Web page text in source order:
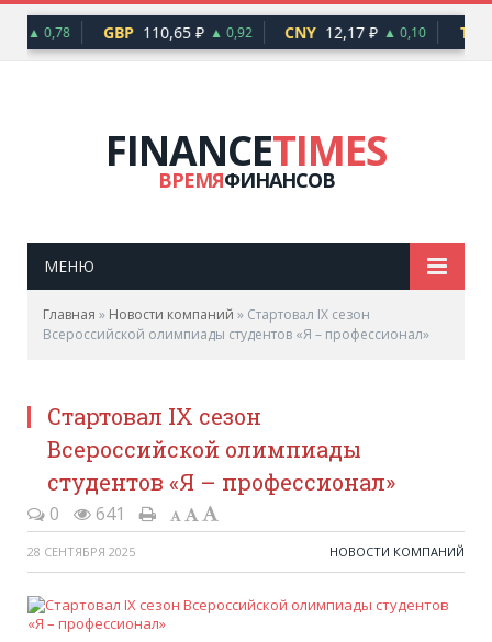
▲ 0,78 GBP 110,65 ₽ ▲ 0,92 CNY 12,17 ₽ ▲ 0,10 TRY
FINANCETIMES
ВРЕМЯФИНАНСОВ
МЕНЮ
Главная » Новости компаний » Стартовал IX сезон
Всероссийской олимпиады студентов «Я – профессионал»
Стартовал IX сезон
Всероссийской олимпиады
студентов «Я – профессионал»
0 641
28 СЕНТЯБРЯ 2025 НОВОСТИ КОМПАНИЙ